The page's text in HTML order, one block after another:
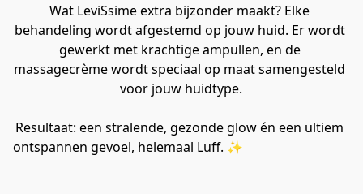
Wat LeviSsime extra bijzonder maakt? Elke
behandeling wordt afgestemd op jouw huid. Er wordt
gewerkt met krachtige ampullen, en de
massagecrème wordt speciaal op maat samengesteld
voor jouw huidtype.
Resultaat: een stralende, gezonde glow én een ultiem